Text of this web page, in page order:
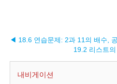
◀ 18.6 연습문제: 2과 11의 배수,
19.2 리스트
내비게이션